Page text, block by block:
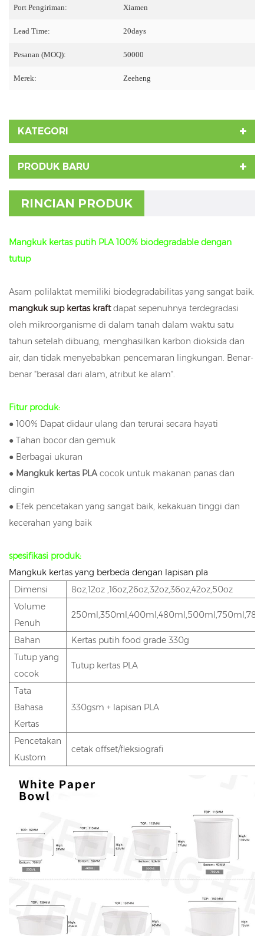
Port Pengiriman: Xiamen
Lead Time: 20days
Pesanan (MOQ): 50000
Merek: Zeeheng
KATEGORI
PRODUK BARU
RINCIAN PRODUK
Mangkuk kertas putih PLA 100% biodegradable dengan
tutup
Asam polilaktat memiliki biodegradabilitas yang sangat baik.
mangkuk sup kertas kraftdapat sepenuhnya terdegradasi
oleh mikroorganisme di dalam tanah dalam waktu satu
tahun setelah dibuang, menghasilkan karbon dioksida dan
air, dan tidak menyebabkan pencemaran lingkungan. Benar-
benar "berasal dari alam, atribut ke alam".
Fitur produk:
● 100% Dapat didaur ulang dan terurai secara hayati
● Tahan bocor dan gemuk
● Berbagai ukuran
● Mangkuk kertas PLAcocok untuk makanan panas dan
dingin
● Efek pencetakan yang sangat baik, kekakuan tinggi dan
kecerahan yang baik
spesifikasi produk:
Mangkuk kertas yang berbeda dengan lapisan pla
Dimensi
8oz,12oz ,16oz,26oz,32oz,36oz,42oz,50oz
Volume
Penuh
Bahan
Kertas putih food grade 330g
Tutup yang
cocok
Tutup kertas PLA
Tata
Bahasa
Kertas
330gsm + lapisan PLA
Pencetakan
Kustom
cetak offset/fleksiografi